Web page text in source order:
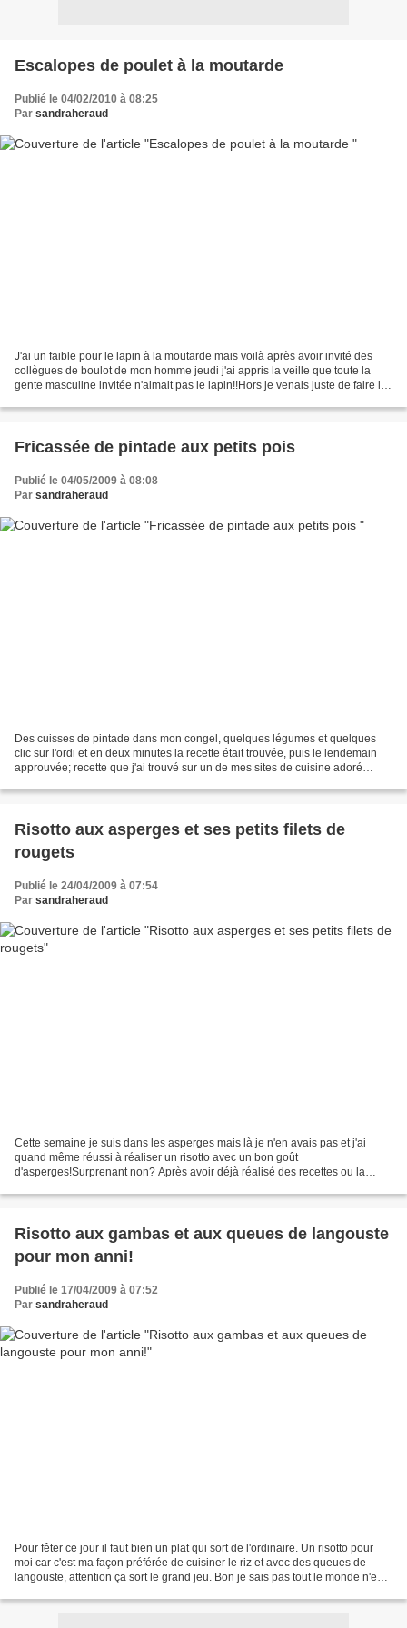
Escalopes de poulet à la moutarde
Publié le 04/02/2010 à 08:25
Par sandraheraud
J'ai un faible pour le lapin à la moutarde mais voilà après avoir invité des
collègues de boulot de mon homme jeudi j'ai appris la veille que toute la
gente masculine invitée n'aimait pas le lapin!!Hors je venais juste de faire le
Fricassée de pintade aux petits pois
Publié le 04/05/2009 à 08:08
Par sandraheraud
Des cuisses de pintade dans mon congel, quelques légumes et quelques
clic sur l'ordi et en deux minutes la recette était trouvée, puis le lendemain
approuvée; recette que j'ai trouvé sur un de mes sites de cuisine adoré
Risotto aux asperges et ses petits filets de
rougets
Publié le 24/04/2009 à 07:54
Par sandraheraud
Cette semaine je suis dans les asperges mais là je n'en avais pas et j'ai
quand même réussi à réaliser un risotto avec un bon goût
d'asperges!Surprenant non? Après avoir déjà réalisé des recettes ou la
Risotto aux gambas et aux queues de langouste
pour mon anni!
Publié le 17/04/2009 à 07:52
Par sandraheraud
Pour fêter ce jour il faut bien un plat qui sort de l'ordinaire. Un risotto pour
moi car c'est ma façon préférée de cuisiner le riz et avec des queues de
langouste, attention ça sort le grand jeu. Bon je sais pas tout le monde n'en a